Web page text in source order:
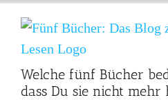
Inhalt
springen
Welche fünf Bücher
dass Du sie nicht